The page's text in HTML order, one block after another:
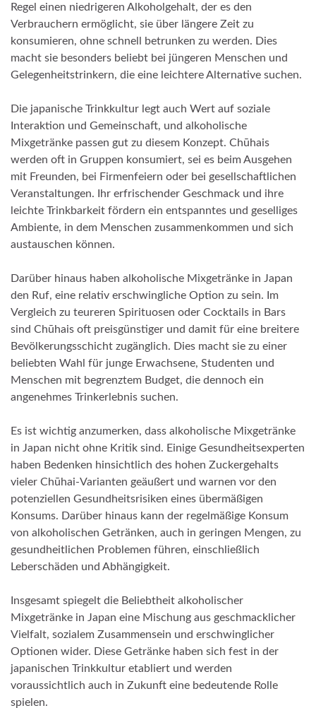
Regel einen niedrigeren Alkoholgehalt, der es den
Verbrauchern ermöglicht, sie über längere Zeit zu
konsumieren, ohne schnell betrunken zu werden. Dies
macht sie besonders beliebt bei jüngeren Menschen und
Gelegenheitstrinkern, die eine leichtere Alternative suchen.
Die japanische Trinkkultur legt auch Wert auf soziale
Interaktion und Gemeinschaft, und alkoholische
Mixgetränke passen gut zu diesem Konzept. Chūhais
werden oft in Gruppen konsumiert, sei es beim Ausgehen
mit Freunden, bei Firmenfeiern oder bei gesellschaftlichen
Veranstaltungen. Ihr erfrischender Geschmack und ihre
leichte Trinkbarkeit fördern ein entspanntes und geselliges
Ambiente, in dem Menschen zusammenkommen und sich
austauschen können.
Darüber hinaus haben alkoholische Mixgetränke in Japan
den Ruf, eine relativ erschwingliche Option zu sein. Im
Vergleich zu teureren Spirituosen oder Cocktails in Bars
sind Chūhais oft preisgünstiger und damit für eine breitere
Bevölkerungsschicht zugänglich. Dies macht sie zu einer
beliebten Wahl für junge Erwachsene, Studenten und
Menschen mit begrenztem Budget, die dennoch ein
angenehmes Trinkerlebnis suchen.
Es ist wichtig anzumerken, dass alkoholische Mixgetränke
in Japan nicht ohne Kritik sind. Einige Gesundheitsexperten
haben Bedenken hinsichtlich des hohen Zuckergehalts
vieler Chūhai-Varianten geäußert und warnen vor den
potenziellen Gesundheitsrisiken eines übermäßigen
Konsums. Darüber hinaus kann der regelmäßige Konsum
von alkoholischen Getränken, auch in geringen Mengen, zu
gesundheitlichen Problemen führen, einschließlich
Leberschäden und Abhängigkeit.
Insgesamt spiegelt die Beliebtheit alkoholischer
Mixgetränke in Japan eine Mischung aus geschmacklicher
Vielfalt, sozialem Zusammensein und erschwinglicher
Optionen wider. Diese Getränke haben sich fest in der
japanischen Trinkkultur etabliert und werden
voraussichtlich auch in Zukunft eine bedeutende Rolle
spielen.